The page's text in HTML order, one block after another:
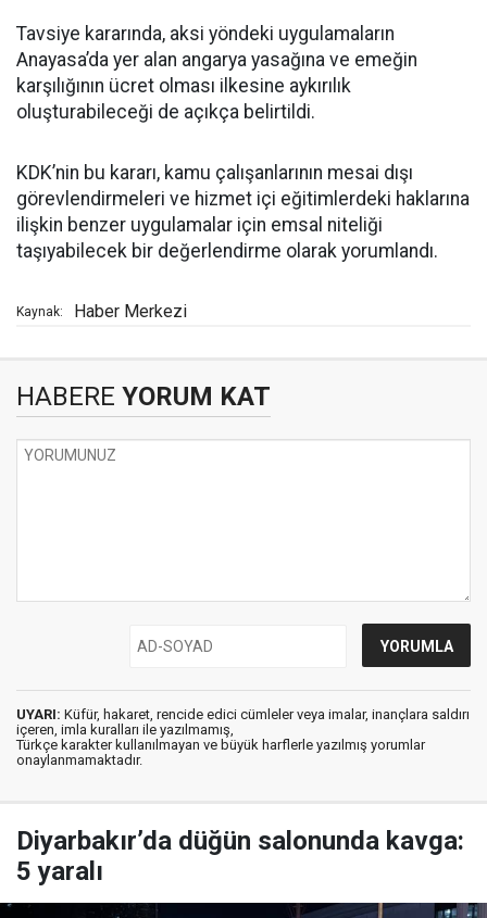
Tavsiye kararında, aksi yöndeki uygulamaların
Anayasa’da yer alan angarya yasağına ve emeğin
karşılığının ücret olması ilkesine aykırılık
oluşturabileceği de açıkça belirtildi.
KDK’nin bu kararı, kamu çalışanlarının mesai dışı
görevlendirmeleri ve hizmet içi eğitimlerdeki haklarına
ilişkin benzer uygulamalar için emsal niteliği
taşıyabilecek bir değerlendirme olarak yorumlandı.
Kaynak: Haber Merkezi
HABERE YORUM KAT
UYARI: Küfür, hakaret, rencide edici cümleler veya imalar, inançlara saldırı
içeren, imla kuralları ile yazılmamış,
Türkçe karakter kullanılmayan ve büyük harflerle yazılmış yorumlar
onaylanmamaktadır.
Diyarbakır’da düğün salonunda kavga:
5 yaralı